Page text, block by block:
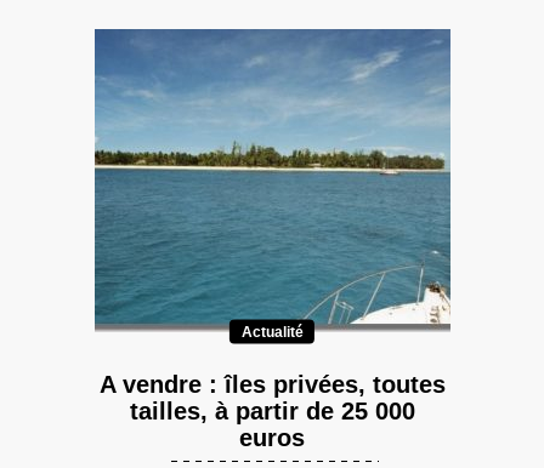
Actualité
A vendre : îles privées, toutes
tailles, à partir de 25 000
euros